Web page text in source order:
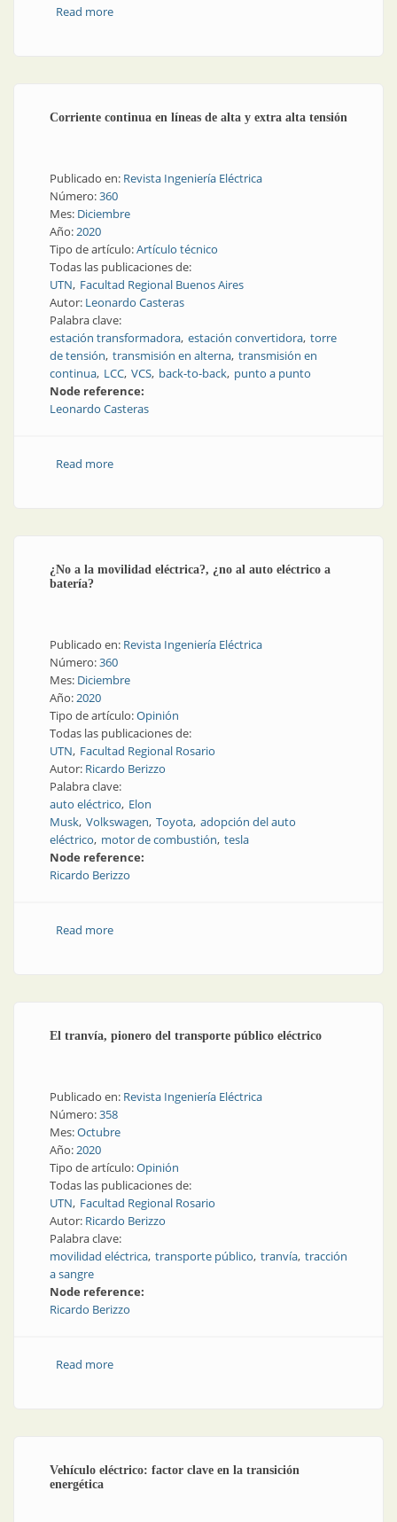
Read moreabout Curso sobre transformadores de distribución
Corriente continua en líneas de alta y extra alta tensión
Publicado en: Revista Ingeniería Eléctrica
Número:360
Mes: Diciembre
Año:2020
Tipo de artículo:Artículo técnico
Todas las publicaciones de:
UTN Facultad Regional Buenos Aires
Autor: Leonardo Casteras
Palabra clave:
estación transformadora estación convertidora torre
de tensión transmisión en alterna transmisión en
continua LCC VCS back-to-back punto a punto
Node reference:
Leonardo Casteras
Read moreabout Corriente continua en líneas de alta y extra alta
¿No a la movilidad eléctrica?, ¿no al auto eléctrico a
batería?
Publicado en: Revista Ingeniería Eléctrica
Número:360
Mes: Diciembre
Año:2020
Tipo de artículo:Opinión
Todas las publicaciones de:
UTN Facultad Regional Rosario
Autor: Ricardo Berizzo
Palabra clave:
auto eléctrico Elon
Musk Volkswagen Toyota adopción del auto
eléctrico motor de combustión tesla
Node reference:
Ricardo Berizzo
Read moreabout ¿No a la movilidad eléctrica?, ¿no al auto
El tranvía, pionero del transporte público eléctrico
Publicado en: Revista Ingeniería Eléctrica
Número:358
Mes:Octubre
Año:2020
Tipo de artículo:Opinión
Todas las publicaciones de:
UTN Facultad Regional Rosario
Autor: Ricardo Berizzo
Palabra clave:
movilidad eléctrica transporte público tranvía tracción
a sangre
Node reference:
Ricardo Berizzo
Read moreabout El tranvía, pionero del transporte público
Vehículo eléctrico: factor clave en la transición
energética